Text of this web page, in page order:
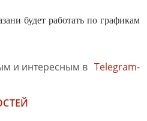
будет работать по графикам
и интересным в Telegram-